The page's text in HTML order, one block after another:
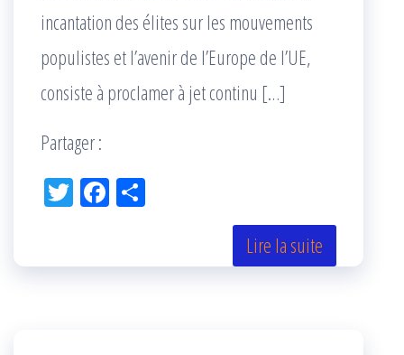
incantation des élites sur les mouvements
populistes et l’avenir de l’Europe de l’UE,
consiste à proclamer à jet continu […]
Partager :
Tw Fac
k r
Lire la suite